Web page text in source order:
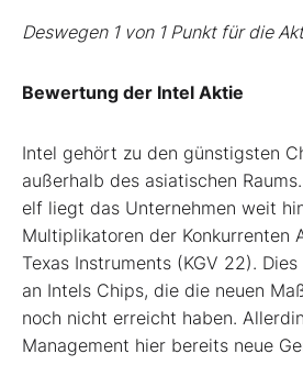
Deswegen 1 von 1 Punkt für die
Bewertung der Intel Aktie
Intel gehört zu den günstigsten
außerhalb des asiatischen
elf liegt das Unternehmen weit
Multiplikatoren der Konkurrenten
Texas Instruments (KGV 22).
an Intels Chips, die die neuen
noch nicht erreicht haben.
Management hier bereits neue